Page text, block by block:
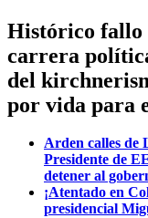
Histórico fallo
carrera
del
por vida para
Arden calles de
Presidente de
detener al
¡Atentado en
presidencial